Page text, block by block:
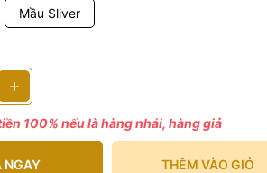
Mầu Sliver
100% nếu là hàng nhái, hàng giả
NGAY THÊM VÀO GIỎ